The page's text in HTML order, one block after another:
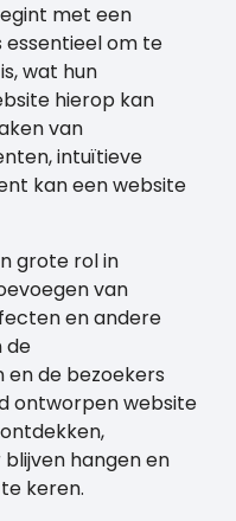
met een
om te
wat hun
hierop kan
van
intuïtieve
kan een website
grote rol in
van
en andere
de
de bezoekers
ontworpen website
hangen en
keren.